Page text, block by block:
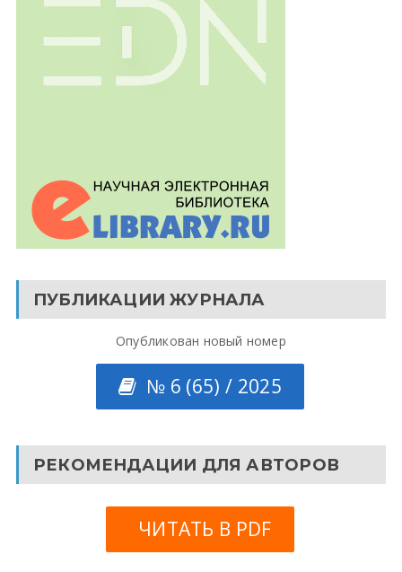
ПУБЛИКАЦИИ ЖУРНАЛА
Опубликован новый номер
№ 6 (65) / 2025
РЕКОМЕНДАЦИИ ДЛЯ АВТОРОВ
ЧИТАТЬ В PDF